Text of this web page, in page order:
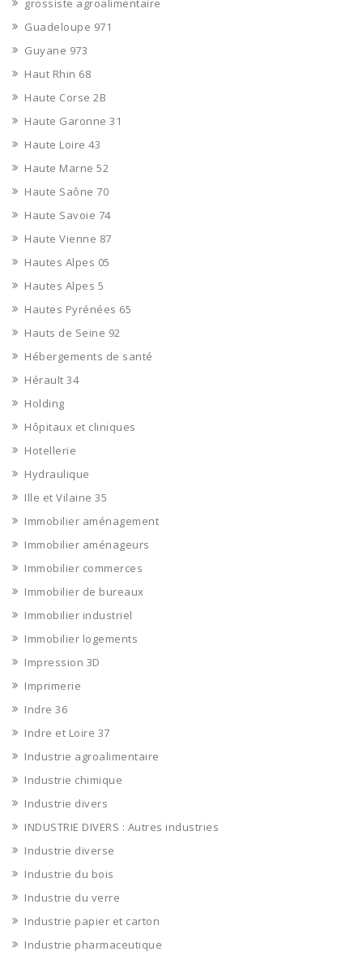
grossiste agroalimentaire
Guadeloupe 971
Guyane 973
Haut Rhin 68
Haute Corse 2B
Haute Garonne 31
Haute Loire 43
Haute Marne 52
Haute Saône 70
Haute Savoie 74
Haute Vienne 87
Hautes Alpes 05
Hautes Alpes 5
Hautes Pyrénées 65
Hauts de Seine 92
Hébergements de santé
Hérault 34
Holding
Hôpitaux et cliniques
Hotellerie
Hydraulique
Ille et Vilaine 35
Immobilier aménagement
Immobilier aménageurs
Immobilier commerces
Immobilier de bureaux
Immobilier industriel
Immobilier logements
Impression 3D
Imprimerie
Indre 36
Indre et Loire 37
Industrie agroalimentaire
Industrie chimique
Industrie divers
INDUSTRIE DIVERS : Autres industries
Industrie diverse
Industrie du bois
Industrie du verre
Industrie papier et carton
Industrie pharmaceutique